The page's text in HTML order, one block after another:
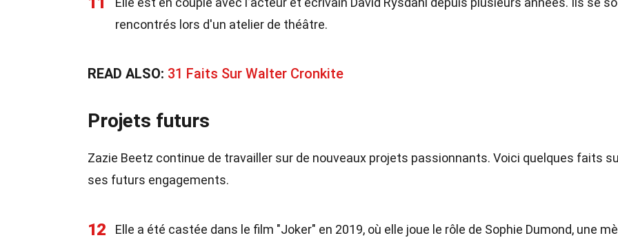
rencontrés lors d'un atelier de théâtre.
READ ALSO: 31 Faits Sur Walter Cronkite
Projets futurs
Zazie Beetz continue de travailler sur de nouveaux projets passionnants. Voici quelques faits
ses futurs engagements.
12
Elle a été castée dans le film "Joker" en 2019, où elle joue le rôle de Sophie Dumond, une